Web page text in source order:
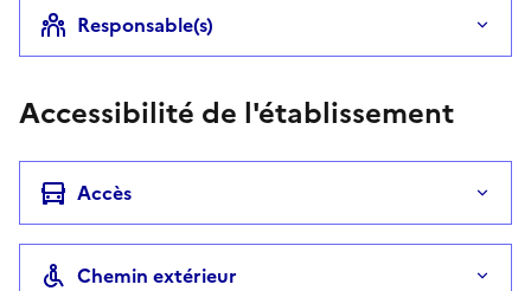
Responsable(s)
Accessibilité de l'établissement
Accès
Chemin extérieur